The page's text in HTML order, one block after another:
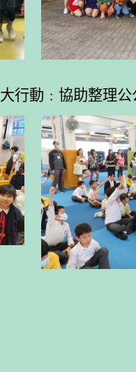
行動﹕協助整理